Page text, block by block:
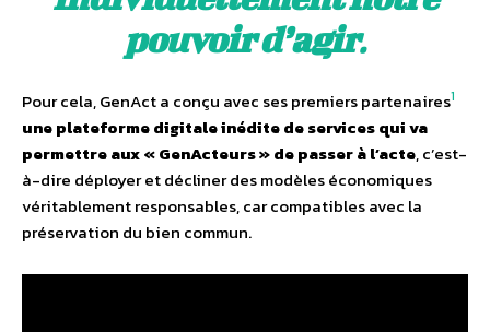
pouvoir d’agir.
Pour cela, GenAct a conçu avec ses premiers partenaires1
une plateforme digitale inédite de services qui va
permettre aux « GenActeurs » de passer à l’acte, c’est-
à-dire déployer et décliner des modèles économiques
véritablement responsables, car compatibles avec la
préservation du bien commun.